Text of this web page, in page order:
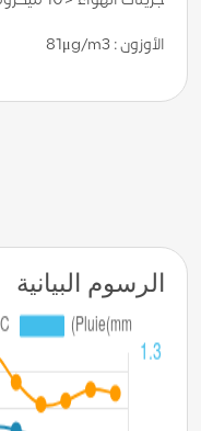
الأوزون : 81μg/m3
الرسوم البيانية